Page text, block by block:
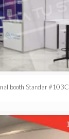
booth Standar